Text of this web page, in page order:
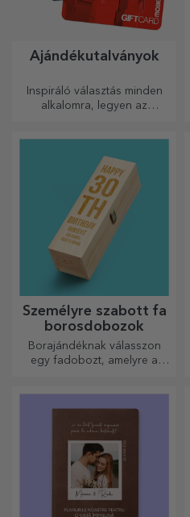
Ajándékutalványok
Inspiráló választás minden
alkalomra, legyen az
Személyre szabott fa
borosdobozok
Borajándéknak válasszon
egy fadobozt, amelyre a